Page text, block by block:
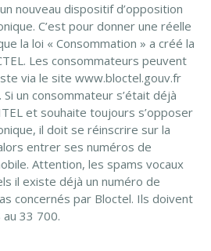
nouveau dispositif d’opposition
C’est pour donner une réelle
la loi « Consommation » a créé la
Les consommateurs peuvent
via le site www.bloctel.gouv.fr
un consommateur s’était déjà
et souhaite toujours s’opposer
il doit se réinscrire sur la
entrer ses numéros de
Attention, les spams vocaux
il existe déjà un numéro de
concernés par Bloctel. Ils doivent
33 700.